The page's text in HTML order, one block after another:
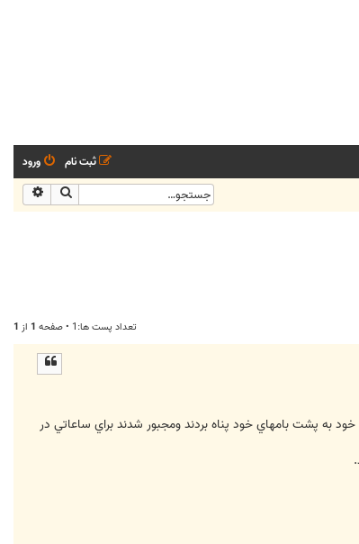
ورود
ثبت نام
جستجو
تعداد پست ها:1 • صفحه 1 از 1
به پشت بامهاي خود پناه بردند ومجبور شدند براي ساعاتي در